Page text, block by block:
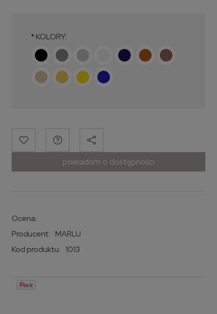
* KOLORY:
powiadom o dostępności
Ocena:
Producent:
MARLU
Kod produktu:
1013